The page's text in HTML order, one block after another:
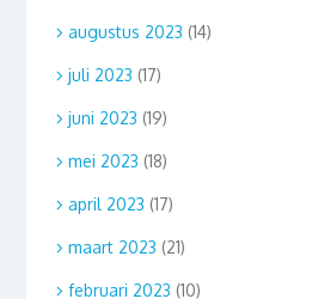
augustus 2023 (14)
juli 2023 (17)
juni 2023 (19)
mei 2023 (18)
april 2023 (17)
maart 2023 (21)
februari 2023 (10)